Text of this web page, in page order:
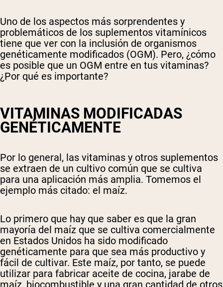
Uno de los aspectos más sorprendentes y
problemáticos de los suplementos vitamínicos
tiene que ver con la inclusión de organismos
genéticamente modificados (OGM). Pero, ¿cómo
es posible que un OGM entre en tus vitaminas?
¿Por qué es importante?
VITAMINAS MODIFICADAS
GENÉTICAMENTE
Por lo general, las vitaminas y otros suplementos
se extraen de un cultivo común que se cultiva
para una aplicación más amplia. Tomemos el
ejemplo más citado: el maíz.
Lo primero que hay que saber es que la gran
mayoría del maíz que se cultiva comercialmente
en Estados Unidos ha sido modificado
genéticamente para que sea más productivo y
fácil de cultivar. Este maíz, por tanto, se puede
utilizar para fabricar aceite de cocina, jarabe de
maíz, biocombustible y una gran cantidad de otros